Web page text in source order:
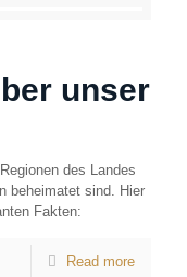
unser
des Landes
beheimatet sind. Hier
Fakten:
Read more